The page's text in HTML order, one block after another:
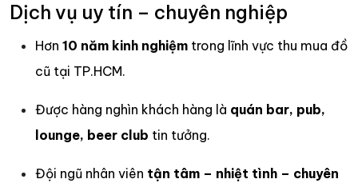
Dịch vụ uy tín – chuyên nghiệp
Hơn 10 năm kinh nghiệm trong lĩnh vực thu mua đồ
cũ tại TP.HCM.
Được hàng nghìn khách hàng là quán bar, pub,
lounge, beer club tin tưởng.
Đội ngũ nhân viên tận tâm – nhiệt tình – chuyên